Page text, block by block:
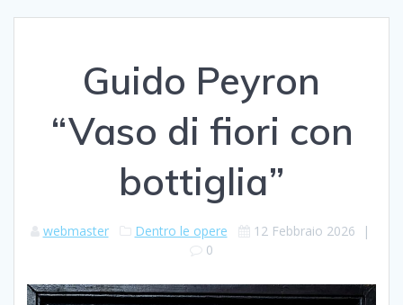
Guido Peyron
“Vaso di fiori con
bottiglia”
webmaster Dentro le opere 12 Febbraio 2026 |
0